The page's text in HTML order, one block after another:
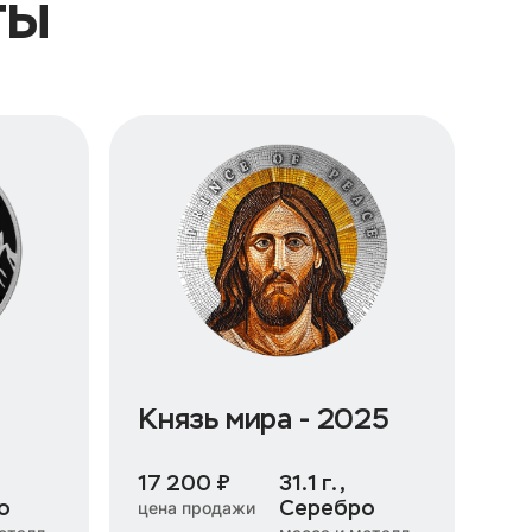
Князь мира - 2025
17 200 ₽
цена продажи
31.1 г.,
Серебро